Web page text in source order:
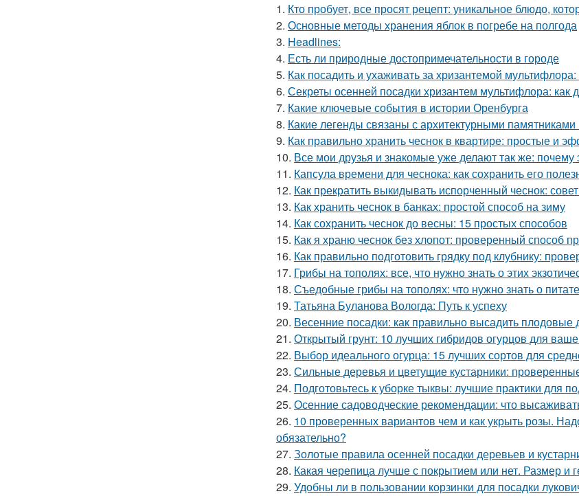
1. Кто пробует, все просят рецепт: уникальное блюдо,
2. Основные методы хранения яблок в погребе на полгода
3. Headlines:
4. Есть ли природные достопримечательности в городе
5. Как посадить и ухаживать за хризантемой
6. Секреты осенней посадки хризантем мультифлора: как
7. Какие ключевые события в истории Оренбурга
8. Какие легенды связаны с архитектурными
9. Как правильно хранить чеснок в квартире: простые и
10. Все мои друзья и знакомые уже делают так же: почему
11. Капсула времени для чеснока: как сохранить его
12. Как прекратить выкидывать испорченный чеснок:
13. Как хранить чеснок в банках: простой способ на зиму
14. Как сохранить чеснок до весны: 15 простых способов
15. Как я храню чеснок без хлопот: проверенный способ
16. Как правильно подготовить грядку под клубнику:
17. Грибы на тополях: все, что нужно знать о этих
18. Съедобные грибы на тополях: что нужно знать о
19. Татьяна Буланова Вологда: Путь к успеху
20. Весенние посадки: как правильно высадить плодовые
21. Открытый грунт: 10 лучших гибридов огурцов для
22. Выбор идеального огурца: 15 лучших сортов для
23. Сильные деревья и цветущие кустарники:
24. Подготовьтесь к уборке тыквы: лучшие практики для
25. Осенние садоводческие рекомендации: что
26. 10 проверенных вариантов чем и как укрыть розы.
обязательно?
27. Золотые правила осенней посадки деревьев и
28. Какая черепица лучше с покрытием или нет. Размер и
29. Удобны ли в пользовании корзинки для посадки